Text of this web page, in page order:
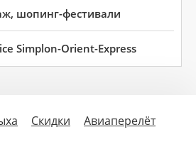
шопинг-фестивали
Simplon-Orient-Express
Скидки
Авиаперелёт